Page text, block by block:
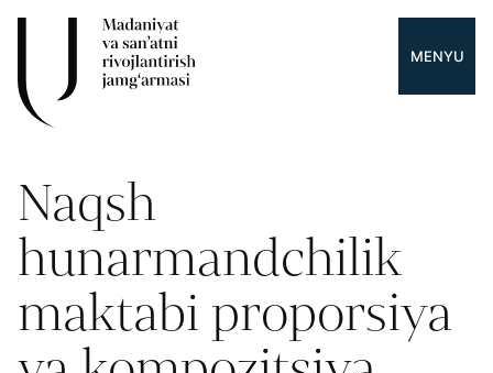
MENYU
Naqsh
hunarmandchilik
maktabi proporsiya